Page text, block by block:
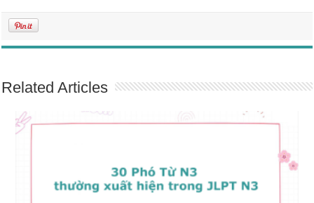
Related Articles